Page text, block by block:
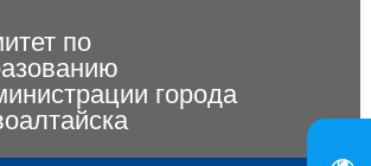
по
города